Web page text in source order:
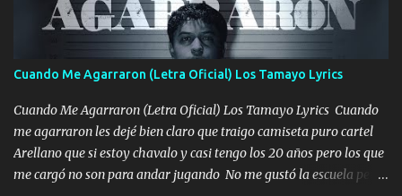
los versos que voy cantando (Music) A vido alta y bajas La carreta
se atora Pero nunca le aflojamos Ya me han pasado cosas Y
aunque ustedes no sepan Pero la vida es muy corta Hay que
echarle chingazos Y seguir trabajando porque nada es...
Cuando Me Agarraron (Letra Oficial) Los Tamayo Lyrics
Cuando Me Agarraron (Letra Oficial) Los Tamayo Lyrics Cuando
me agarraron les dejé bien claro que traigo camiseta puro cartel
Arellano que si estoy chavalo y casi tengo los 20 años pero los que
me cargó no son para andar jugando No me gustó la escuela pero